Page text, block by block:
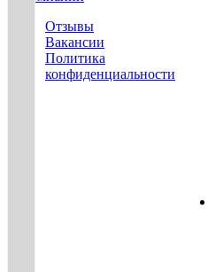
Отзывы
Вакансии
Политика
конфиденциальности